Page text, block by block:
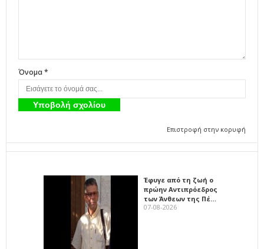
Όνομα *
Επιστροφή στην κορυφή
Έφυγε από τη ζωή ο
πρώην Αντιπρόεδρος
των Άνθεων της Πέ…
07-08-2026